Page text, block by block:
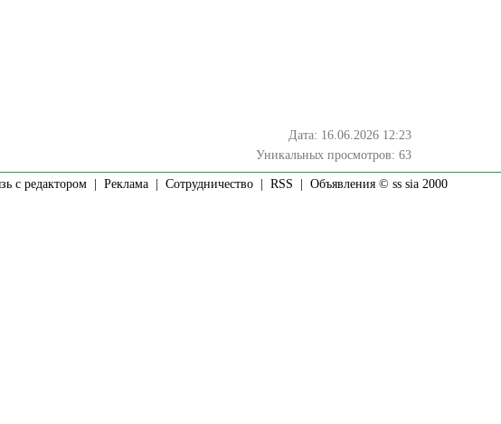
Дата: 16.06.2026 12:23
Уникальных просмотров: 63
с редактором| Реклама| Сотрудничество| RSS | Объявления © ss sia 2000